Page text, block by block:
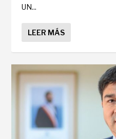
UN...
LEER MÁS